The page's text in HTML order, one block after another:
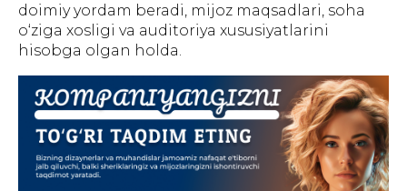
doimiy yordam beradi, mijoz maqsadlari, soha
o‘ziga xosligi va auditoriya xususiyatlarini
hisobga olgan holda.